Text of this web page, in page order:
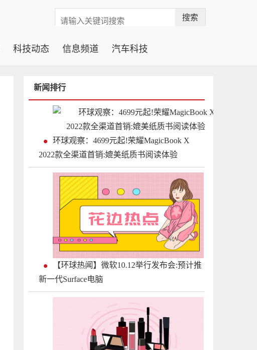
搜索
科技动态 信息频道 汽车科技
新闻排行
环球观察：4699元起!荣耀MagicBook X
2022款全渠道首销:媲美纸质书阅读体验
【环球热闻】微软10.12举行发布会:预计推
新一代Surface电脑